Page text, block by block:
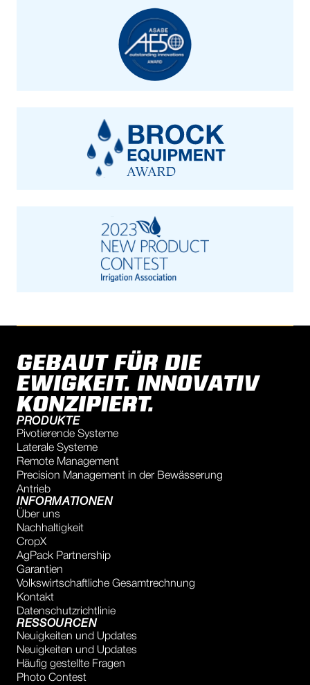
GEBAUT FÜR DIE
EWIGKEIT. INNOVATIV
KONZIPIERT.
PRODUKTE
Pivotierende Systeme
Laterale Systeme
Remote Management
Precision Management in der Bewässerung
Antrieb
INFORMATIONEN
Über uns
Nachhaltigkeit
CropX
AgPack Partnership
Garantien
Volkswirtschaftliche Gesamtrechnung
Kontakt
Datenschutzrichtlinie
RESSOURCEN
Neuigkeiten und Updates
Neuigkeiten und Updates
Häufig gestellte Fragen
Photo Contest